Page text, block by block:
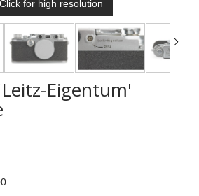
Click for high resolution
Eigentum'